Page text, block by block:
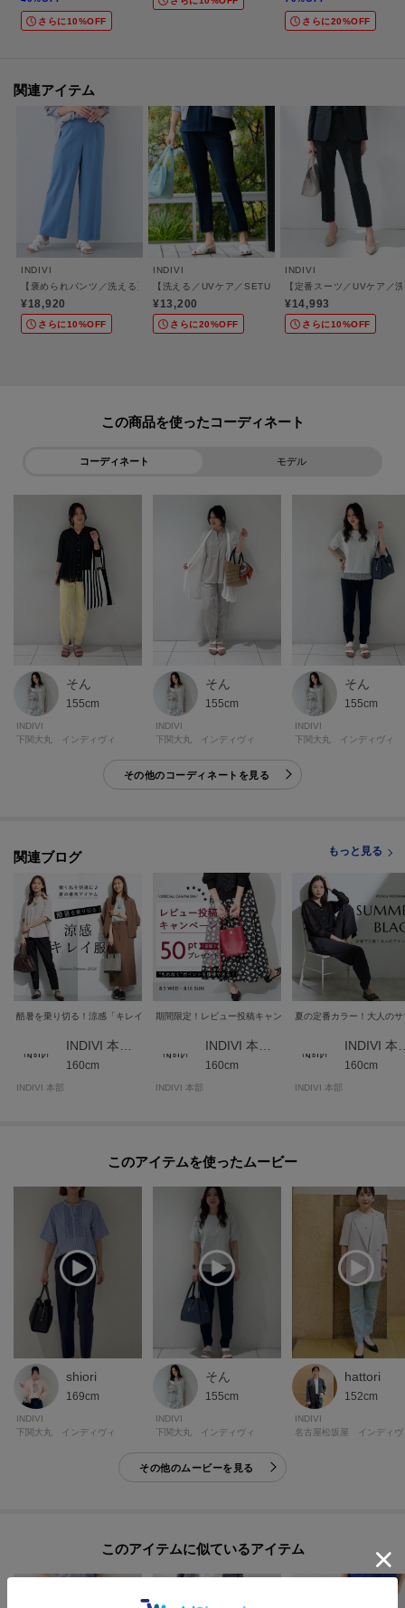
クリックして簡単に追加できます！
＜おすすめPOINT＞
お得な情報をGETできます！！
POINT．1
再入荷通知や、値下げ情報・在庫状況をメルマガにてお知らせ♪
POINT．2
自分だけのお買い物リストがつくれる♪
-・-・-・-・-・-・-・-・-・-・-・-・-・-・-・-・-・-・-・-・-・-
が異なる場合もございます。
モデル情報：身長167cm B78 W61 H87 着用サイズ：38(M)
さらに10%OFF さらに20%OFF
関連アイテム
INDIVI
【褒められパンツ／洗える】ウエストゴムワイドタックパンツ
¥18,920
さらに10%OFF
INDIVI
【洗える／UVケア／SETUP可】着る日傘テーパードパ
¥13,200
さらに20%OFF
INDIVI
【定番スーツ／UVケア／
¥14,993
さらに10%OFF
この商品を使った
コーディネート モデル
そん
155cm
INDIVI
下関大丸 インディヴィ
そん
155cm
INDIVI
下関大丸 インディヴィ
そん
155cm
INDIVI
下関大丸 インディヴィ
その他のコーディネートを見る
関連ブログ もっと見る
酷暑を乗り切る！涼感「キレイ服」
160cm
INDIVI 本部
期間限定！レビュー投稿キャンペーン★
160cm
INDIVI 本部
夏の定番カラー！大人の
160cm
INDIVI 本部
このアイテムを使ったムービー
shiori
169cm
INDIVI
下関大丸 インディヴィ
そん
155cm
INDIVI
下関大丸 インディヴィ
hattori
152cm
INDIVI
名古屋松坂屋 インディヴ
その他のムービーを見る
このアイテムに似ているアイテム